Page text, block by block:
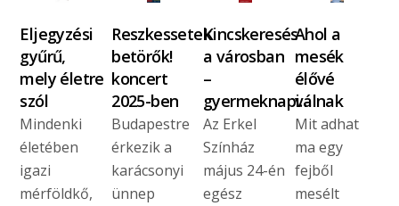
Eljegyzési
gyűrű,
mely életre
szól
Mindenki
életében
igazi
mérföldkő,
Reszkessetek
betörők!
koncert
2025-ben
Budapestre
érkezik a
karácsonyi
ünnep
Kincskeresés
a városban
–
gyermeknapi…
Az Erkel
Színház
május 24-én
egész
Ahol a
mesék
élővé
válnak
Mit adhat
ma egy
fejből
mesélt